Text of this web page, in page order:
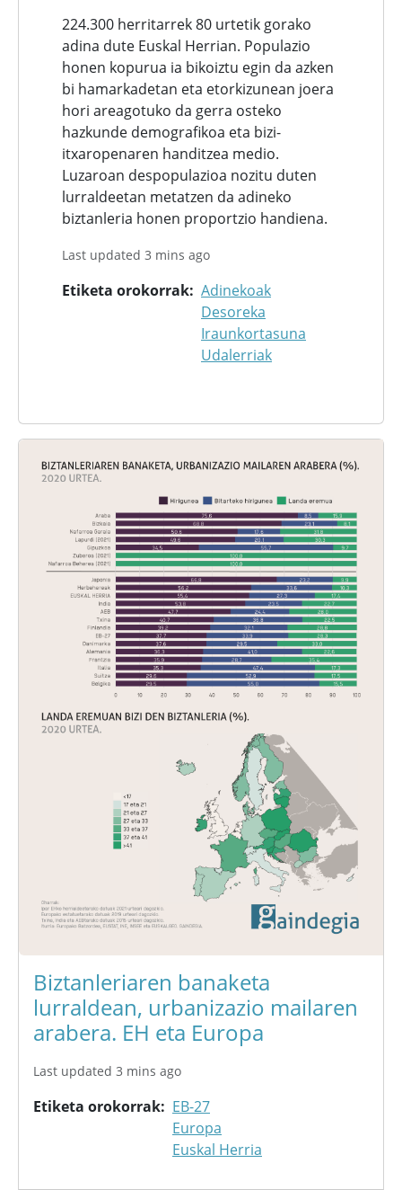
224.300 herritarrek 80 urtetik gorako
adina dute Euskal Herrian. Populazio
honen kopurua ia bikoiztu egin da azken
bi hamarkadetan eta etorkizunean joera
hori areagotuko da gerra osteko
hazkunde demografikoa eta bizi-
itxaropenaren handitzea medio.
Luzaroan despopulazioa nozitu duten
lurraldeetan metatzen da adineko
biztanleria honen proportzio handiena.
Last updated 3 mins ago
Etiketa orokorrak Adinekoak
Desoreka
Iraunkortasuna
Udalerriak
Biztanleriaren banaketa
lurraldean, urbanizazio mailaren
arabera. EH eta Europa
Last updated 3 mins ago
Etiketa orokorrak
EB-27
Europa
Euskal Herria